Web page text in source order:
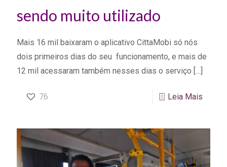
sendo muito utilizado
Mais 16 mil baixaram o aplicativo CittaMobi só nós
dois primeiros dias do seu funcionamento, e mais de
12 mil acessaram também nesses dias o serviço […]
76 Leia Mais